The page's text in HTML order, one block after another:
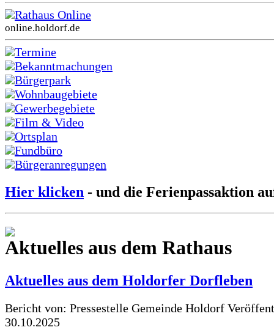
Rathaus Online
online.holdorf.de
Termine
Bekanntmachungen
Bürgerpark
Wohnbaugebiete
Gewerbegebiete
Film & Video
Ortsplan
Fundbüro
Bürgeranregungen
Hier klicken - und die Ferienpassaktion
Aktuelles aus dem Rathaus
Aktuelles aus dem Holdorfer Dorfleben
Bericht von: Pressestelle Gemeinde Holdorf
30.10.2025